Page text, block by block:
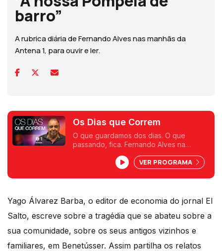
barro”
A rubrica diária de Fernando Alves nas manhãs da
Antena 1, para ouvir e ler.
Os Dias que Correm
O que guardamos dos dias. O que
passando, fica. Fernando Alves na
VER PROGRAMA
Yago Álvarez Barba, o editor de economia do jornal El
Salto, escreve sobre a tragédia que se abateu sobre a
sua comunidade, sobre os seus antigos vizinhos e
familiares, em Benetússer. Assim partilha os relatos